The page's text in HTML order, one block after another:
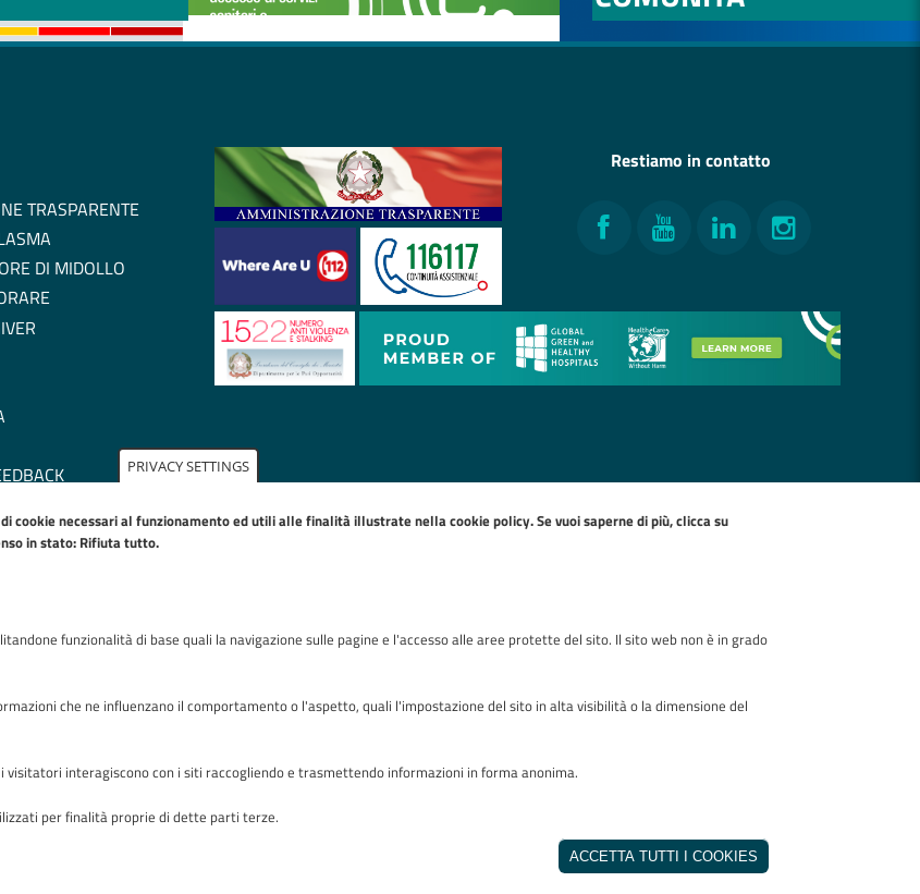
PRIVACY SETTINGS
cookie necessari al funzionamento ed utili alle finalità illustrate nellacookie policy. Se vuoi saperne di più, clicca su
in stato: Rifiuta tutto.
funzionalità di base quali la navigazione sulle pagine e l'accesso alle aree protette del sito. Il sito web non è in grado
che ne influenzano il comportamento o l'aspetto, quali l'impostazione del sito in alta visibilità o la dimensione del
interagiscono con i siti raccogliendo e trasmettendo informazioni in forma anonima.
per finalità proprie di dette parti terze.
ACCETTA TUTTI I COOKIES
TRASPARENTE
DI MIDOLLO
Restiamo in contatto
Facebook
YouTubeLinkedInInstagram
Riconoscimenti
1 24127 Bergamo - Tutti i diritti riservati
INVISIBLEFARM